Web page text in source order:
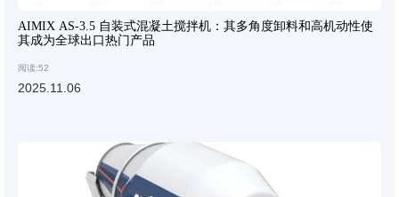
AIMIX AS-3.5 自装式混凝土搅拌机：其多角度卸料和高机动性使
其成为全球出口热门产品
阅读:52
2025.11.06